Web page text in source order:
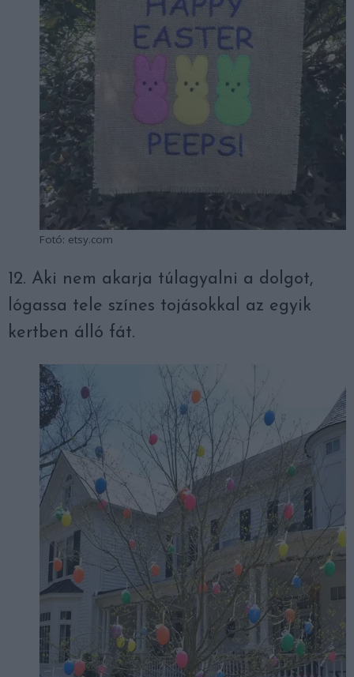
Fotó: etsy.com
12. Aki nem akarja túlagyalni a dolgot,
lógassa tele színes tojásokkal az egyik
kertben álló fát.